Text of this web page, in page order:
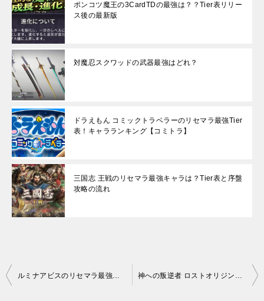
ポンコツ魔王の3CardTDの最強は？？Tier表リリー
ス後の最新版
対魔忍スクワッドの武器最強はどれ？
ドラえもん コミックトラベラーのリセマラ最強Tier
表！キャラランキング【コミトラ】
三国志 王戦のリセマラ最強キャラは？Tier表と序盤
攻略の流れ
投
ルミナアビスのリセマラ最強キャラTier表！序盤攻略におすすめは？ 神への叛逆者 ロストオリジンの最強編成は？推奨チームをまとめる